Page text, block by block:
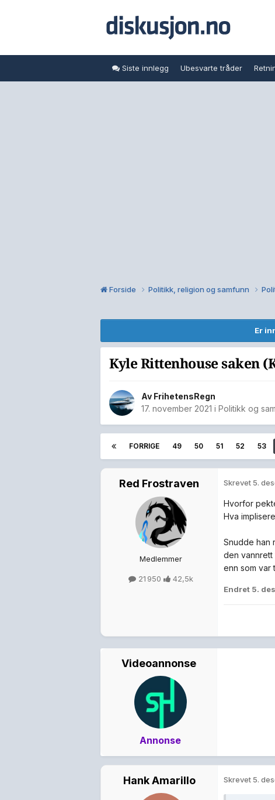
Siste innlegg Ubesvarte tråder
Forside Politikk, religion og samfunn
Er
Kyle Rittenhouse saken
Av FrihetensRegn
17. november 2021 i Politikk og
FORRIGE 49 50 51 52 53
Red Frostraven
Medlemmer
21 950 42,5k
Skrevet 5.
Hvorfor
Hva
Snudde han
den
enn som var
Endret 5.
Videoannonse
Annonse
Hank Amarillo Skrevet 5.